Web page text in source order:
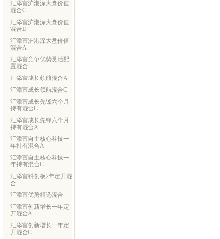
汇添富沪港深大盘价值
混合C
汇添富沪港深大盘价值
混合D
汇添富沪港深大盘价值
混合A
汇添富竞争优势灵活配
置混合
汇添富成长领航混合A
汇添富成长领航混合C
汇添富成长先锋六个月
持有混合C
汇添富成长先锋六个月
持有混合A
汇添富自主核心科技一
年持有混合A
汇添富自主核心科技一
年持有混合C
汇添富科创板2年定开混
合
汇添富优势精选混合
汇添富创新增长一年定
开混合A
汇添富创新增长一年定
开混合C